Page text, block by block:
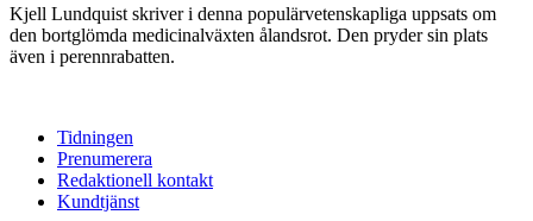
Kjell Lundquist skriver i denna populärvetenskapliga uppsats om
den bortglömda medicinalväxten ålandsrot. Den pryder sin plats
även i perennrabatten.
Tidningen
Prenumerera
Redaktionell kontakt
Kundtjänst